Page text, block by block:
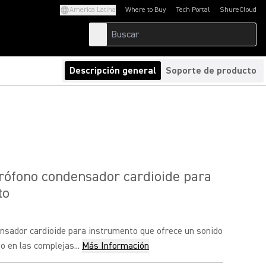
America Latina Where to Buy Tech Portal
(Opens in a new tab)ShureCloud
(Opens in a new
Descripción general Soporte de producto
condensador cardioide para
cardioide para instrumento que ofrece un sonido
en las complejas... Más Información